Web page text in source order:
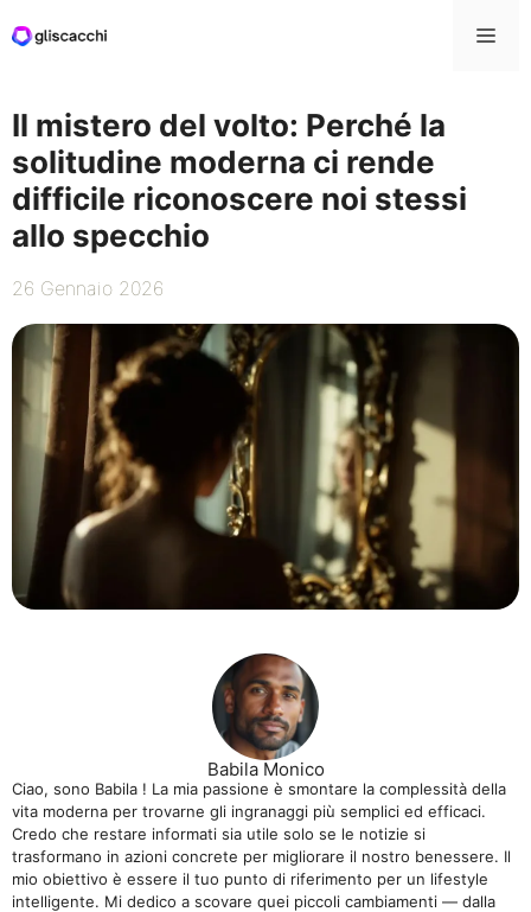
al
Il mistero del volto: Perché la
solitudine moderna ci rende
difficile riconoscere noi stessi
allo specchio
26 Gennaio 2026
Babila Monico
Ciao, sono Babila ! La mia passione è smontare la complessità della
vita moderna per trovarne gli ingranaggi più semplici ed efficaci.
Credo che restare informati sia utile solo se le notizie si
trasformano in azioni concrete per migliorare il nostro benessere. Il
mio obiettivo è essere il tuo punto di riferimento per un lifestyle
intelligente. Mi dedico a scovare quei piccoli cambiamenti — dalla